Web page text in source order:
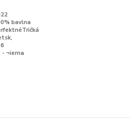
bavlna
- ¬ierna